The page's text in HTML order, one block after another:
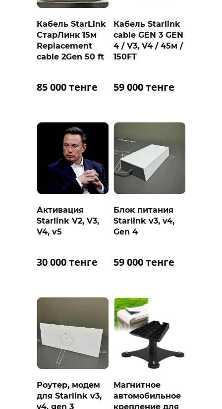
Кабель StarLink
СтарЛинк 15м
Replacement
cable 2Gen 50 ft
85 000 тенге
Кабель Starlink
cable GEN 3 GEN
4 / V3, V4 / 45м /
150FT
59 000 тенге
Активация
Starlink V2, V3,
V4, v5
30 000 тенге
Блок питания
Starlink v3, v4,
Gen 4
59 000 тенге
Роутер, модем
для Starlink v3,
v4, gen 3
Магнитное
автомобильное
крепление для